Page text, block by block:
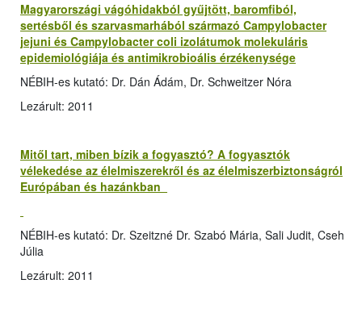
Magyarországi vágóhidakból gyűjtött, baromfiból,
sertésből és szarvasmarhából származó Campylobacter
jejuni és Campylobacter coli izolátumok molekuláris
epidemiológiája és antimikrobioális érzékenysége
NÉBIH-es kutató: Dr. Dán Ádám, Dr. Schweitzer Nóra
Lezárult: 2011
Mitől tart, miben bízik a fogyasztó? A fogyasztók
vélekedése az élelmiszerekről és az élelmiszerbiztonságról
Európában és hazánkban
NÉBIH-es kutató: Dr. Szeitzné Dr. Szabó Mária, Sali Judit, Cseh
Júlia
Lezárult: 2011